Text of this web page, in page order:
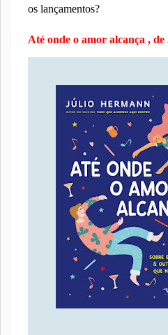
os lançamentos?
Até onde o amor alcança ,